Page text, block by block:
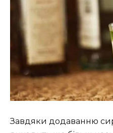
Завдяки додаванню